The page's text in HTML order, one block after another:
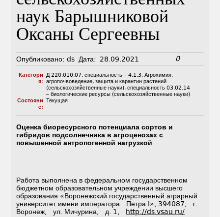
наук Барышниковой
Оксаны Сергеевны
Опубликовано: ds Дата: 28.09.2021 0
Категори
я:
Д 220.010.07, специальность – 4.1.3. Агрохимия,
агропочвоведение, защита и карантин растений
(сельскохозяйственные науки), специальность 03.02.14
– биологические ресурсы (сельскохозяйственные науки)
Состояни
е:
Текущая
Оценка биоресурсного потенциала сортов и
гибридов подсолнечника в агроценозах с
повышенной антропогенной нагрузкой
Работа выполнена в федеральном государственном
бюджетном образовательном учреждении высшего
образования «Воронежский государственный аграрный
университет имени императора Петра I», 394087, г.
Воронеж, ул. Мичурина, д. 1,
http://ds.vsau.ru/